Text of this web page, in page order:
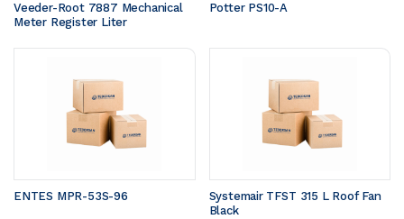
Veeder-Root 7887 Mechanical
Meter Register Liter
Potter PS10-A
ENTES MPR-53S-96
Systemair TFST 315 L Roof Fan
Black